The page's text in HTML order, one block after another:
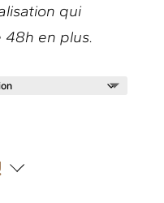
qui
en plus.